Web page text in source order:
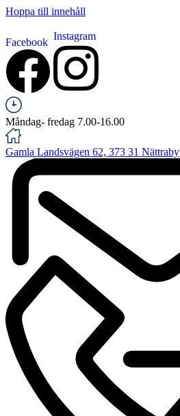
Hoppa till innehåll
Facebook
Instagram
Måndag- fredag 7.00-16.00
Gamla Landsvägen 62, 373 31 Nättraby